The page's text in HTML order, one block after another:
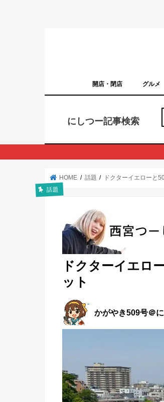
開店・閉店 グルメ
にしつー記事検索
HOME 話題 ドクターイエローと
話題
ドクターイエロ
ット
かがやき509号＠